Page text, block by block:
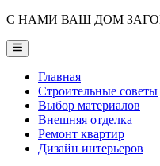
С НАМИ ВАШ ДОМ
Main
Menu
Главная
Строительные советы
Выбор материалов
Внешняя отделка
Ремонт квартир
Дизайн интерьеров